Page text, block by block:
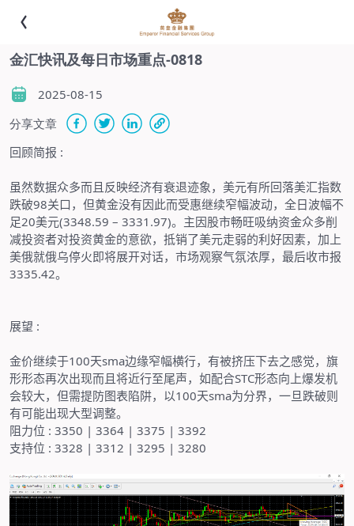
金汇快讯及每日市场重点-0818
2025-08-15
分享文章
回顾简报 :
虽然数据众多而且反映经济有衰退迹象，美元有所回落美汇指数
跌破98关口，但黄金没有因此而受惠继续窄幅波动，全日波幅不
足20美元(3348.59 – 3331.97)。主因股市畅旺吸纳资金众多削
减投资者对投资黄金的意欲，抵销了美元走弱的利好因素，加上
美俄就俄乌停火即将展开对话，市场观察气氛浓厚，最后收市报
3335.42。
展望 :
金价继续于100天sma边缘窄幅横行，有被挤压下去之感觉，旗
形形态再次出现而且将近行至尾声，如配合STC形态向上爆发机
会较大，但需提防图表陷阱，以100天sma为分界，一旦跌破则
有可能出现大型调整。
阻力位 : 3350 | 3364 | 3375 | 3392
支持位 : 3328 | 3312 | 3295 | 3280